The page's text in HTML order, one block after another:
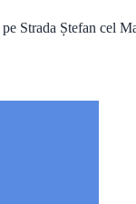
Strada Ștefan cel